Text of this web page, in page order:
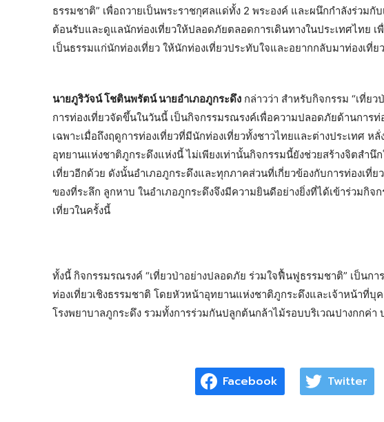
ธรรมชาติ” เพื่อถวายเป็นพระราชกุศลแด่ทั้ง 2 พระองค์ และผนึกกำลังร่วมกั
ต้อนรับและดูแลนักท่องเที่ยวให้ปลอดภัยตลอดการเดินทางในประเทศไทย
เป็นธรรมแก่นักท่องเที่ยว ให้นักท่องเที่ยวประทับใจและอยากกลับมาท่องเที่ย
นายภูริวัจน์ โชตินพรัตน์ นายอำเภอภูกระดึง กล่าวว่า สำหรับกิจกรรม “เที่ย
การท่องเที่ยวจัดขึ้นในวันนี้ เป็นกิจกรรมรณรงค์เพื่อความปลอดภัยด้านการท่
เฉพาะเมื่อถึงฤดูการท่องเที่ยวที่มีนักท่องเที่ยวทั้งชาวไทยและต่างประเทศ
อุทยานแห่งชาติภูกระดึงแห่งนี้ ไม่เพียงเท่านั้นกิจกรรมนี้ยังช่วยสร้างจิตสำ
เที่ยวอีกด้วย ดังนั้นอำเภอภูกระดึงและทุกภาคส่วนที่เกี่ยวข้องกับการท่องเที่
ของที่ระลึก ลูกหาบ ในอำเภอภูกระดึงจึงมีความยินดีอย่างยิ่งที่ได้เข้าร่วมกิ
เที่ยวในครั้งนี้
ทั้งนี้ กิจกรรมรณรงค์ “เที่ยวป่าอย่างปลอดภัย ร่วมใจฟื้นฟูธรรมชาติ” เป็นก
ท่องเที่ยวเชิงธรรมชาติ โดยหัวหน้าอุทยานแห่งชาติภูกระดึงและเจ้าหน้าที่
โรงพยาบาลภูกระดึง รวมทั้งการร่วมกันปลูกต้นกล้าไม้รอบบริเวณปางกกค่
Facebook Twitter